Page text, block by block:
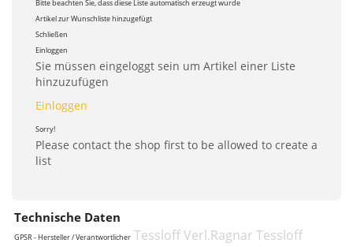
Bitte beachten Sie, dass diese Liste automatisch erzeugt wurde
Artikel zur Wunschliste hinzugefügt
Schließen
Einloggen
Sie müssen eingeloggt sein um Artikel einer Liste
hinzuzufügen
Einloggen
Sorry!
Please contact the shop first to be allowed to create a
list
Technische Daten
GPSR - Hersteller / Verantwortlicher Tessloff Verl.Ragnar Tessloff